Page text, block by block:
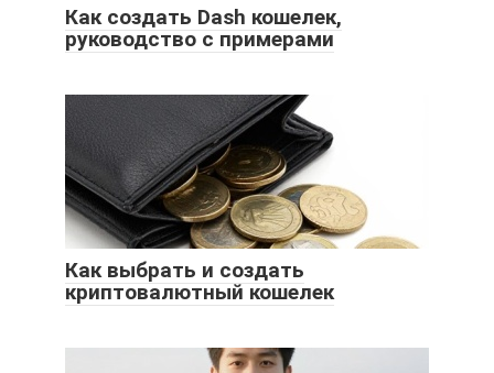
Как создать Dash кошелек,
руководство с примерами
Как выбрать и создать
криптовалютный кошелек